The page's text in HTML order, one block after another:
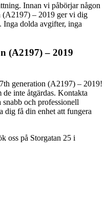
Innan vi påbörjar någon
(A2197) – 2019 ger vi dig
dolda avgifter, inga
(A2197) – 2019
generation (A2197) – 2019!
inte åtgärdas. Kontakta
och professionell
dig få din enhet att fungera
oss på Storgatan 25 i